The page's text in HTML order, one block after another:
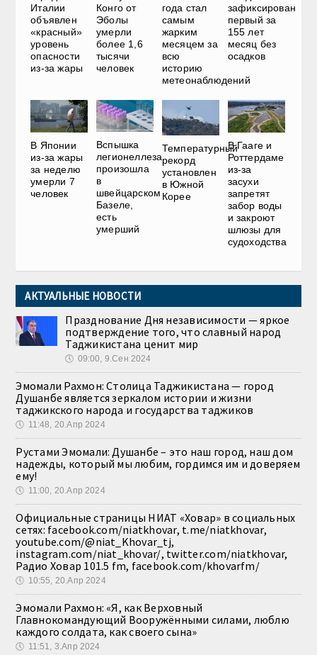
Италии
объявлен
«красный»
уровень
опасности
из-за жары
Конго от
Эболы
умерли
более 1,6
тысячи
человек
года стал
самым
жарким
месяцем за
всю
историю
метеонаблюдений
зафиксирован
первый за
155 лет
месяц без
осадков
В Японии
из-за жары
за неделю
умерли 7
человек
Вспышка
легионеллеза
произошла
в
швейцарском
Базеле,
есть
умерший
Температурный
рекорд
установлен
в Южной
Корее
В Гааге и
Роттердаме
из-за
засухи
запретят
забор воды
и закроют
шлюзы для
судоходства
АКТУАЛЬНЫЕ НОВОСТИ
Празднование Дня независимости — яркое
подтверждение того, что славный народ
Таджикистана ценит мир
🕔 09:00, 9.Сен 2024
Эмомали Рахмон: Столица Таджикистана — город
Душанбе является зеркалом истории и жизни
таджикского народа и государства таджиков
🕔 11:48, 20.Апр 2024
Рустами Эмомали: Душанбе – это наш город, наш дом
надежды, который мы любим, гордимся им и доверяем
ему!
🕔 11:00, 20.Апр 2024
Официальные страницы НИАТ «Ховар» в социальных
сетях: facebook.com/niatkhovar, t.me/niatkhovar,
youtube.com/@niat_Khovar_tj,
instagram.com/niat_khovar/, twitter.com/niatkhovar,
Радио Ховар 101.5 fm, facebook.com/khovarfm/
🕔 10:55, 20.Апр 2024
Эмомали Рахмон: «Я, как Верховный
Главнокомандующий Вооружёнными силами, люблю
каждого солдата, как своего сына»
🕔 11:51, 3.Апр 2024